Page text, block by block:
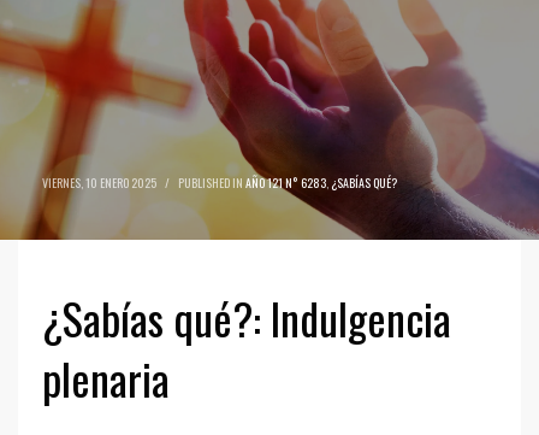
VIERNES, 10 ENERO 2025 / PUBLISHED IN AÑO 121 N° 6283, ¿SABÍAS QUÉ?
¿Sabías qué?: Indulgencia
plenaria